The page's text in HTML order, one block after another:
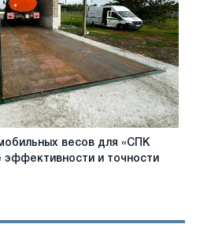
весов для «СПК
и точности